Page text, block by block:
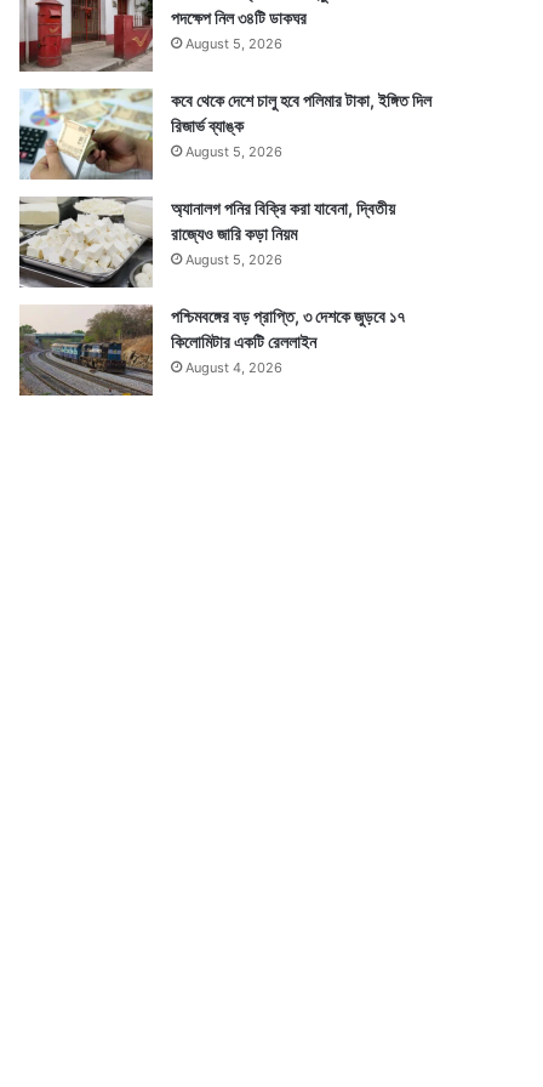
পদক্ষেপ নিল ৩৪টি ডাকঘর
August 5, 2026
কবে থেকে দেশে চালু হবে পলিমার টাকা, ইঙ্গিত দিল
রিজার্ভ ব্যাঙ্ক
August 5, 2026
অ্যানালগ পনির বিক্রি করা যাবেনা, দ্বিতীয়
রাজ্যেও জারি কড়া নিয়ম
August 5, 2026
পশ্চিমবঙ্গের বড় প্রাপ্তি, ৩ দেশকে জুড়বে ১৭
কিলোমিটার একটি রেললাইন
August 4, 2026